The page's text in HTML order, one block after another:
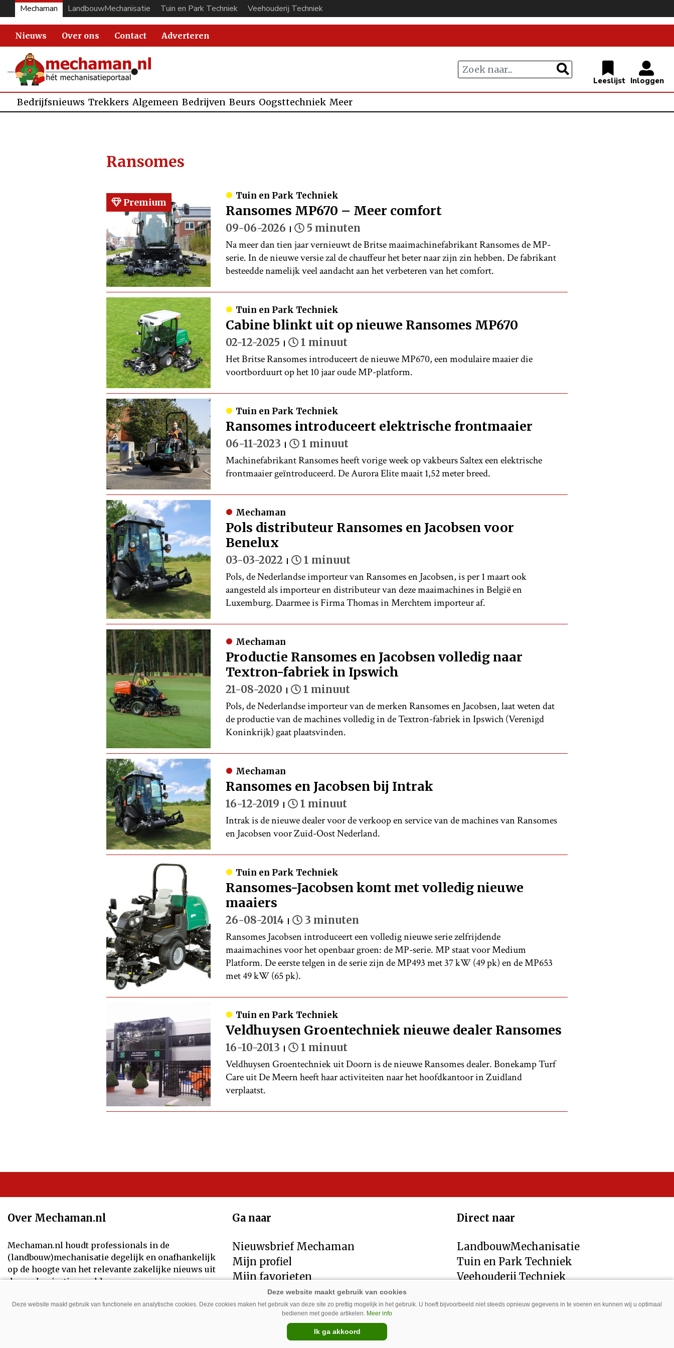
Mechaman LandbouwMechanisatie Tuin en Park Techniek Veehouderij Techniek
Nieuws Over ons Contact Adverteren
Bedrijfsnieuws Trekkers Algemeen Bedrijven Beurs Oogsttechniek Meer
Ransomes
Premium
Tuin en Park Techniek
Ransomes MP670 – Meer comfort
09-06-2026 5 minuten
Na meer dan tien jaar vernieuwt de Britse maaimachinefabrikant Ransomes de MP-
serie. In de nieuwe versie zal de chauffeur het beter naar zijn zin hebben. De fabrikant
besteedde namelijk veel aandacht aan het verbeteren van het comfort.
Tuin en Park Techniek
Cabine blinkt uit op nieuwe Ransomes MP670
02-12-2025 1 minuut
Het Britse Ransomes introduceert de nieuwe MP670, een modulaire maaier die
voortborduurt op het 10 jaar oude MP-platform.
Tuin en Park Techniek
Ransomes introduceert elektrische frontmaaier
06-11-2023 1 minuut
Machinefabrikant Ransomes heeft vorige week op vakbeurs Saltex een elektrische
frontmaaier geïntroduceerd. De Aurora Elite maait 1,52 meter breed.
Mechaman
Pols distributeur Ransomes en Jacobsen voor
Benelux
03-03-2022 1 minuut
Pols, de Nederlandse importeur van Ransomes en Jacobsen, is per 1 maart ook
aangesteld als importeur en distributeur van deze maaimachines in België en
Luxemburg. Daarmee is Firma Thomas in Merchtem importeur af.
Mechaman
Productie Ransomes en Jacobsen volledig naar
Textron-fabriek in Ipswich
21-08-2020 1 minuut
Pols, de Nederlandse importeur van de merken Ransomes en Jacobsen, laat weten dat
de productie van de machines volledig in de Textron-fabriek in Ipswich (Verenigd
Koninkrijk) gaat plaatsvinden.
Mechaman
Ransomes en Jacobsen bij Intrak
16-12-2019 1 minuut
Intrak is de nieuwe dealer voor de verkoop en service van de machines van Ransomes
en Jacobsen voor Zuid-Oost Nederland.
Tuin en Park Techniek
Ransomes-Jacobsen komt met volledig nieuwe
maaiers
26-08-2014 3 minuten
Ransomes Jacobsen introduceert een volledig nieuwe serie zelfrijdende
maaimachines voor het openbaar groen: de MP-serie. MP staat voor Medium
Platform. De eerste telgen in de serie zijn de MP493 met 37 kW (49 pk) en de MP653
met 49 kW (65 pk).
Tuin en Park Techniek
Veldhuysen Groentechniek nieuwe dealer Ransomes
16-10-2013 1 minuut
Veldhuysen Groentechniek uit Doorn is de nieuwe Ransomes dealer. Bonekamp Turf
Care uit De Meern heeft haar activiteiten naar het hoofdkantoor in Zuidland
verplaatst.
Over Mechaman.nl
Mechaman.nl houdt professionals in de
(landbouw)mechanisatie degelijk en onafhankelijk
op de hoogte van het relevante zakelijke nieuws uit
de mechanisatiewereld.
Volg ons op:
Ga naar
Nieuwsbrief Mechaman
Mijn profiel
Mijn favorieten
Contact
Privacybeleid
Direct naar
LandbouwMechanisatie
Tuin en Park Techniek
Veehouderij Techniek
Deze website maakt gebruik van functionele en analytische cookies. Deze cookies maken het gebruik van deze site zo prettig mogelijk in het gebruik. U hoeft bijvoorbeeld niet steeds opnieuw gegevens in te voeren en kunnen wij u optimaal
bedienen met goede artikelen. Meer info
Ik ga akkoord